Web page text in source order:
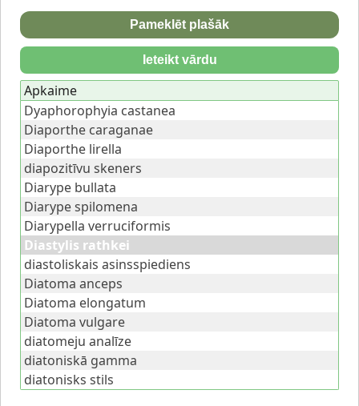
Pameklēt plašāk
Ieteikt vārdu
Apkaime
Dyaphorophyia castanea
Diaporthe caraganae
Diaporthe lirella
diapozitīvu skeners
Diarype bullata
Diarype spilomena
Diarypella verruciformis
Diastylis rathkei
diastoliskais asinsspiediens
Diatoma anceps
Diatoma elongatum
Diatoma vulgare
diatomeju analīze
diatoniskā gamma
diatonisks stils